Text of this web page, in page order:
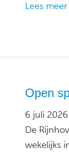
Lees meer
Open
6 juli 2026
De
wekelijks